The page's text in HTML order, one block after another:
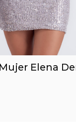
Elena